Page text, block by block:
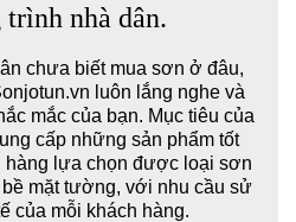
trình nhà dân.
chưa biết mua sơn ở đâu,
luôn lắng nghe và
mắc của bạn. Mục tiêu của
cấp những sản phẩm tốt
hàng lựa chọn được loại sơn
mặt tường, với nhu cầu sử
của mỗi khách hàng.